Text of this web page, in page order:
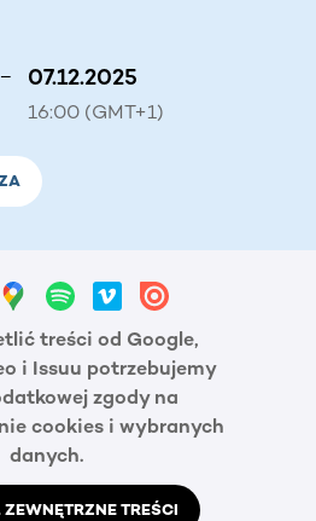
– 07.12.2025
16:00 (GMT+1)
treści od Google,
i Issuu potrzebujemy
zgody na
cookies i wybranych
danych.
TREŚCI